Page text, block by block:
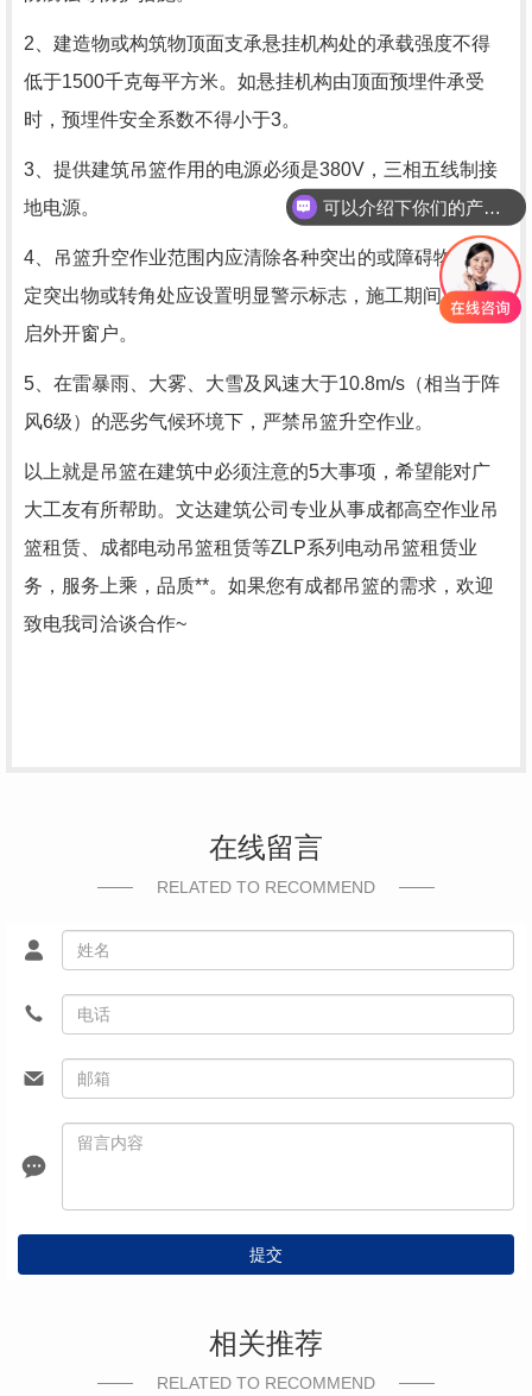
2、建造物或构筑物顶面支承悬挂机构处的承载强度不得
低于1500千克每平方米。如悬挂机构由顶面预埋件承受
时，预埋件安全系数不得小于3。
3、提供建筑吊篮作用的电源必须是380V，三相五线制接
地电源。
4、吊篮升空作业范围内应清除各种突出的或障碍物，固
定突出物或转角处应设置明显警示标志，施工期间严禁开
启外开窗户。
5、在雷暴雨、大雾、大雪及风速大于10.8m/s（相当于阵
风6级）的恶劣气候环境下，严禁吊篮升空作业。
以上就是吊篮在建筑中必须注意的5大事项，希望能对广
大工友有所帮助。文达建筑公司专业从事成都高空作业吊
篮租赁、成都电动吊篮租赁等ZLP系列电动吊篮租赁业
务，服务上乘，品质**。如果您有成都吊篮的需求，欢迎
致电我司洽谈合作~
在线留言
RELATED TO RECOMMEND
提交
相关推荐
RELATED TO RECOMMEND
可以介绍下你们的产品么